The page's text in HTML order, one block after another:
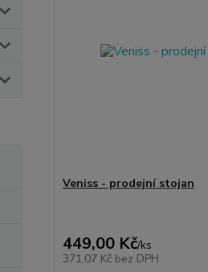
Veniss - prodejní stojan
449,00 Kč/ks
371,07 Kč bez DPH